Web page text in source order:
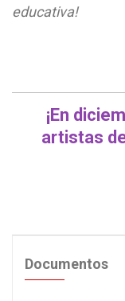
educativa!
¡En
artistas
Documentos